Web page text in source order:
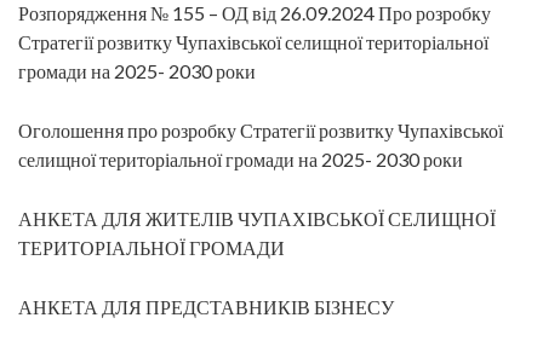
Розпорядження № 155 – ОД від 26.09.2024 Про розробку
Стратегії розвитку Чупахівської селищної територіальної
громади на 2025- 2030 роки
Оголошення про розробку Стратегії розвитку Чупахівської
селищної територіальної громади на 2025- 2030 роки
АНКЕТА ДЛЯ ЖИТЕЛІВ ЧУПАХІВСЬКОЇ СЕЛИЩНОЇ
ТЕРИТОРІАЛЬНОЇ ГРОМАДИ
АНКЕТА ДЛЯ ПРЕДСТАВНИКІВ БІЗНЕСУ